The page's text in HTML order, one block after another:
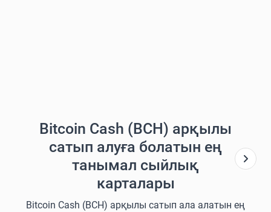
Bitcoin Cash (BCH) арқылы
сатып алуға болатын ең
танымал сыйлық
карталары
Bitcoin Cash (BCH) арқылы сатып ала алатын ең